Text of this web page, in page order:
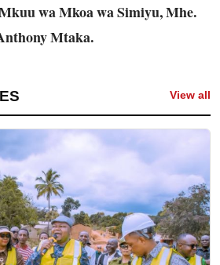
wa Mkoa wa Simiyu, Mhe.
Mtaka.
View all